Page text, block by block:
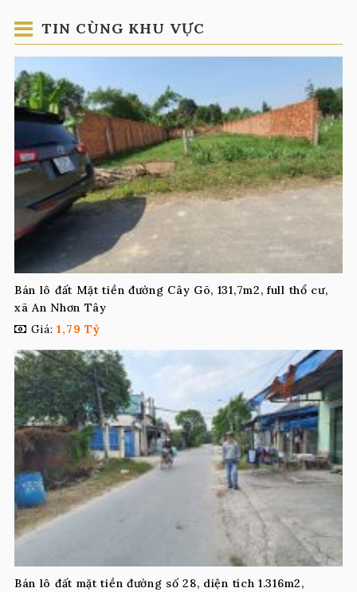
TIN CÙNG KHU VỰC
Bán lô đất Mặt tiền đường Cây Gõ, 131,7m2, full thổ cư,
xã An Nhơn Tây
Giá: 1,79 Tỷ
Bán lô đất mặt tiền đường số 28, diện tích 1.316m2,